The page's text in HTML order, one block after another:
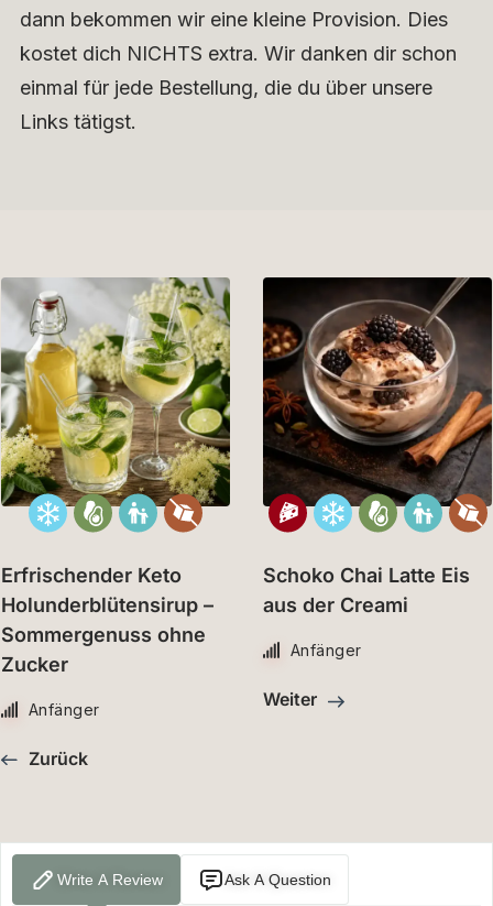
dann bekommen wir eine kleine Provision. Dies
kostet dich NICHTS extra. Wir danken dir schon
einmal für jede Bestellung, die du über unsere
Links tätigst.
Erfrischender Keto
Holunderblütensirup –
Sommergenuss ohne
Zucker
Anfänger
Zurück
Schoko Chai Latte Eis
aus der Creami
Anfänger
Weiter
Write A Review Ask A Question